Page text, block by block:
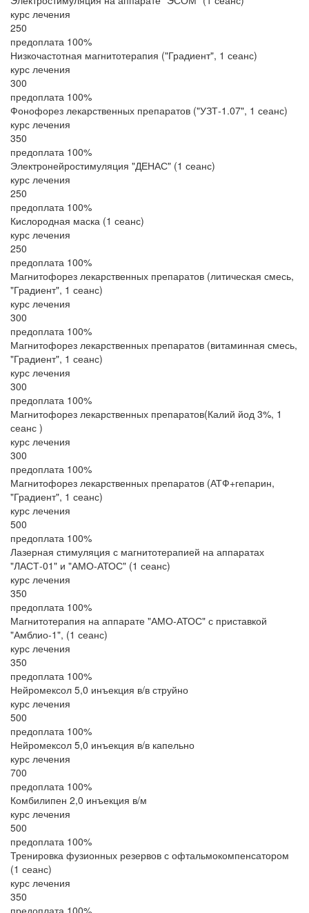
курс лечения
250
предоплата 100%
Низкочастотная магнитотерапия ("Градиент", 1 сеанс)
курс лечения
300
предоплата 100%
Фонофорез лекарственных препаратов ("УЗТ-1.07", 1 сеанс)
курс лечения
350
предоплата 100%
Электронейростимуляция "ДЕНАС" (1 сеанс)
курс лечения
250
предоплата 100%
Кислородная маска (1 сеанс)
курс лечения
250
предоплата 100%
Магнитофорез лекарственных препаратов (литическая смесь,
"Градиент", 1 сеанс)
курс лечения
300
предоплата 100%
Магнитофорез лекарственных препаратов (витаминная смесь,
"Градиент", 1 сеанс)
курс лечения
300
предоплата 100%
Магнитофорез лекарственных препаратов(Калий йод 3%, 1
сеанс )
курс лечения
300
предоплата 100%
Магнитофорез лекарственных препаратов (АТФ+гепарин,
"Градиент", 1 сеанс)
курс лечения
500
предоплата 100%
Лазерная стимуляция с магнитотерапией на аппаратах
"ЛАСТ-01" и "АМО-АТОС" (1 сеанс)
курс лечения
350
предоплата 100%
Магнитотерапия на аппарате "АМО-АТОС" с приставкой
"Амблио-1", (1 сеанс)
курс лечения
350
предоплата 100%
Нейромексол 5,0 инъекция в/в струйно
курс лечения
500
предоплата 100%
Нейромексол 5,0 инъекция в/в капельно
курс лечения
700
предоплата 100%
Комбилипен 2,0 инъекция в/м
курс лечения
500
предоплата 100%
Тренировка фузионных резервов с офтальмокомпенсатором
(1 сеанс)
курс лечения
350